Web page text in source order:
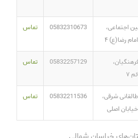
اجتماعی،
رضا(ع) ۴
05832310673 تماس
۷
05832257129 تماس
شرقی،
اصلی
05832211536 تماس